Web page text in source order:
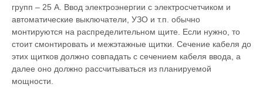
групп – 25 А. Ввод электроэнергии с электросчетчиком и
автоматические выключатели, УЗО и т.п. обычно
монтируются на распределительном щите. Если нужно, то
стоит смонтировать и межэтажные щитки. Сечение кабеля до
этих щитков должно совпадать с сечением кабеля ввода, а
далее оно должно рассчитываться из планируемой
мощности.